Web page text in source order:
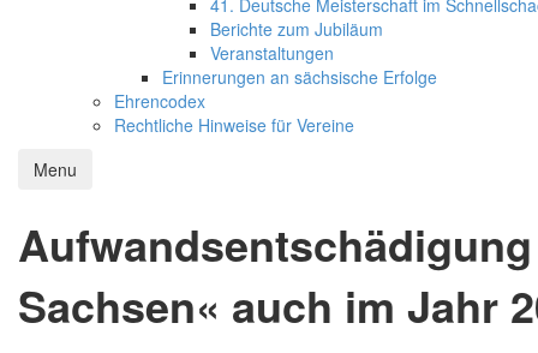
Berichte zum Jubiläum
Veranstaltungen
Erinnerungen an sächsische Erfolge
Ehrencodex
Rechtliche Hinweise für Vereine
Menu
Sachsen« auch im Jahr